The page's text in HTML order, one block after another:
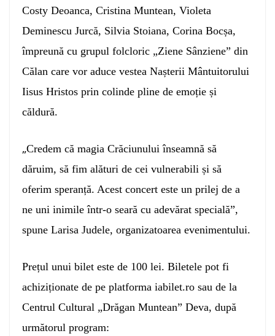
Costy Deoanca, Cristina Muntean, Violeta
Deminescu Jurcă, Silvia Stoiana, Corina Bocșa,
împreună cu grupul folcloric „Ziene Sânziene” din
Călan care vor aduce vestea Nașterii Mântuitorului
Iisus Hristos prin colinde pline de emoție și
căldură.
„Credem că magia Crăciunului înseamnă să
dăruim, să fim alături de cei vulnerabili și să
oferim speranță. Acest concert este un prilej de a
ne uni inimile într-o seară cu adevărat specială”,
spune Larisa Judele, organizatoarea evenimentului.
Prețul unui bilet este de 100 lei. Biletele pot fi
achiziționate de pe platforma iabilet.ro sau de la
Centrul Cultural „Drăgan Muntean” Deva, după
următorul program: